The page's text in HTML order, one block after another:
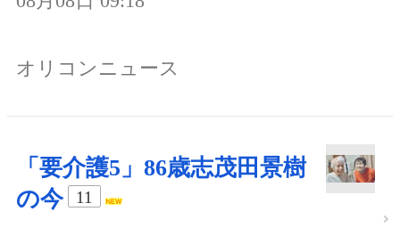
オリコンニュース
「要介護5」86歳志茂田景樹
の今
11